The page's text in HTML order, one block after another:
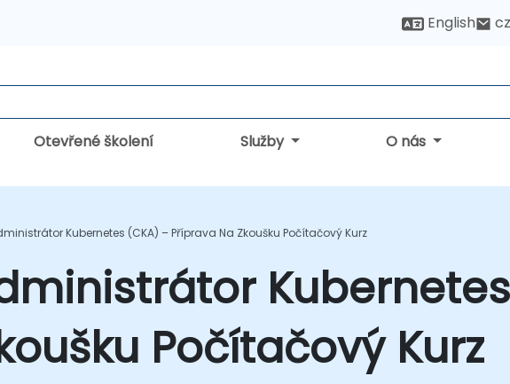
English
Otevřené školení Služby O nás
Kubernetes (CKA) – Příprava Na Zkoušku Počítačový Kurz
Počítačový Kurz